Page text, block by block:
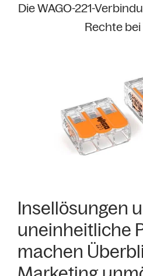
Die WAGO-221-
Rechte bei
Insellösungen
uneinheitliche
machen